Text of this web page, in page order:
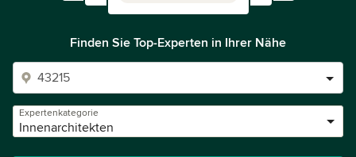
Finden Sie Top-Experten in Ihrer Nähe
Expertenkategorie
Innenarchitekten